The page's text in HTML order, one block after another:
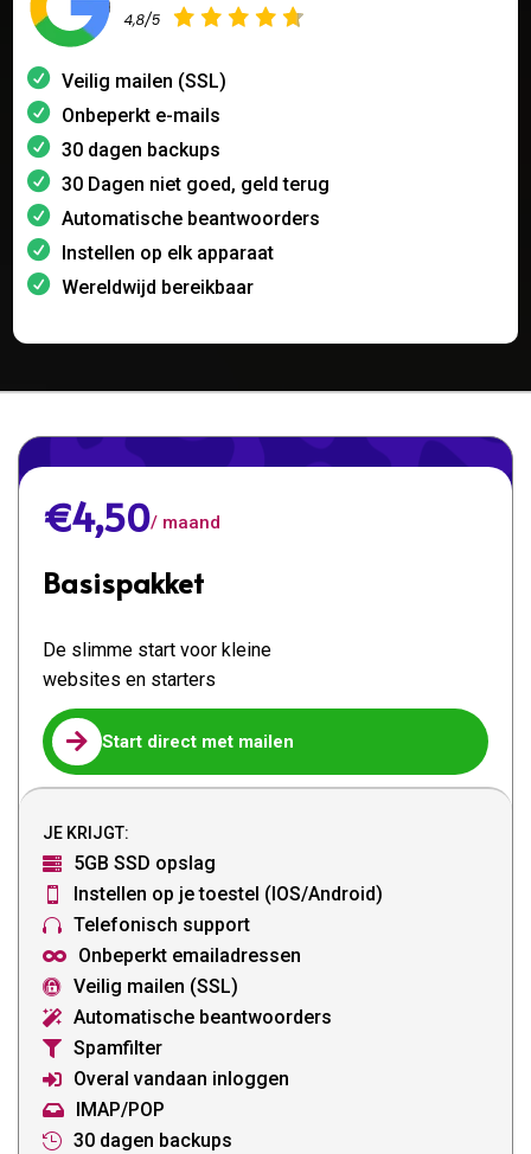
Veilig mailen (SSL)
Onbeperkt e-mails
30 dagen backups
30 Dagen niet goed, geld terug
Automatische beantwoorders
Instellen op elk apparaat
Wereldwijd bereikbaar
€4,50/ maand
Basispakket
De slimme start voor kleine
websites en starters
 Start direct met mailen
JE KRIJGT:

5GB SSD opslag
 Instellen op je toestel (IOS/Android)
 Telefonisch support
 Onbeperkt emailadressen
 Veilig mailen (SSL)
 Automatische beantwoorders
 Spamfilter
 Overal vandaan inloggen
 IMAP/POP
 30 dagen backups